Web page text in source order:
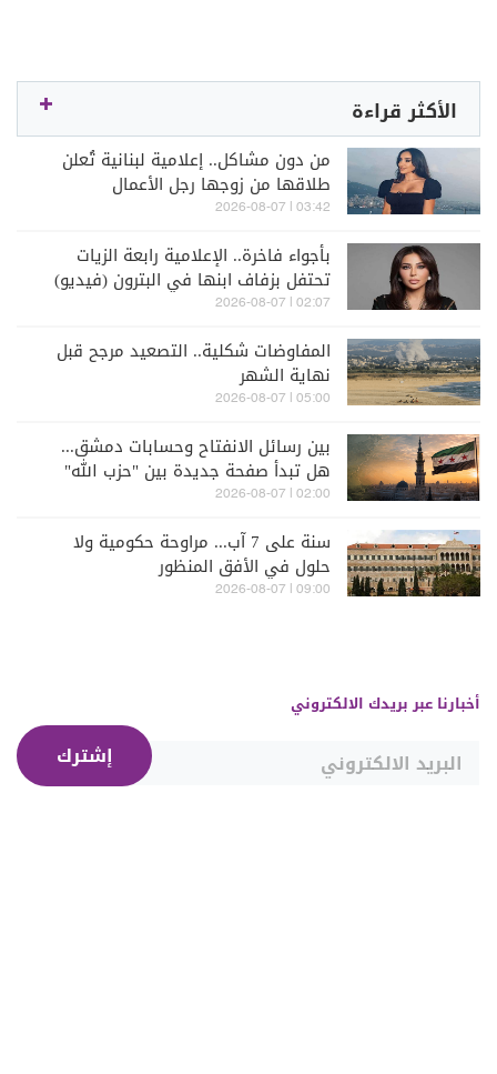
الأكثر قراءة
من دون مشاكل.. إعلامية لبنانية تُعلن
طلاقها من زوجها رجل الأعمال
03:42 | 2026-08-07
بأجواء فاخرة.. الإعلامية رابعة الزيات
تحتفل بزفاف ابنها في البترون (فيديو)
02:07 | 2026-08-07
المفاوضات شكلية.. التصعيد مرجح قبل
نهاية الشهر
05:00 | 2026-08-07
بين رسائل الانفتاح وحسابات دمشق...
هل تبدأ صفحة جديدة بين "حزب الله"
وسوريا - الشرع؟
02:00 | 2026-08-07
سنة على 7 آب... مراوحة حكومية ولا
حلول في الأفق المنظور
09:00 | 2026-08-07
أخبارنا عبر بريدك الالكتروني
إشترك